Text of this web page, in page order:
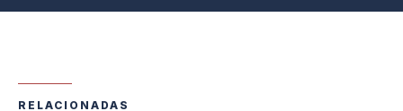
RELACIONADAS